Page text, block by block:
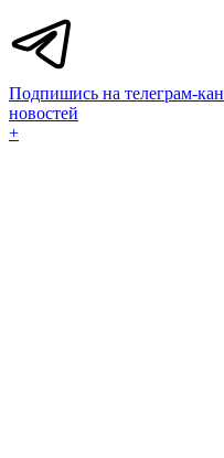
Подпишись на телеграм-
новостей
+